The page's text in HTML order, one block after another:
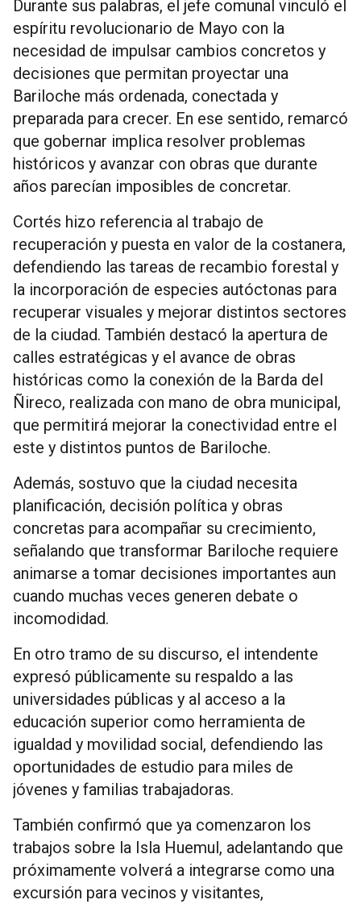
Durante sus palabras, el jefe comunal vinculó el
espíritu revolucionario de Mayo con la
necesidad de impulsar cambios concretos y
decisiones que permitan proyectar una
Bariloche más ordenada, conectada y
preparada para crecer. En ese sentido, remarcó
que gobernar implica resolver problemas
históricos y avanzar con obras que durante
años parecían imposibles de concretar.
Cortés hizo referencia al trabajo de
recuperación y puesta en valor de la costanera,
defendiendo las tareas de recambio forestal y
la incorporación de especies autóctonas para
recuperar visuales y mejorar distintos sectores
de la ciudad. También destacó la apertura de
calles estratégicas y el avance de obras
históricas como la conexión de la Barda del
Ñireco, realizada con mano de obra municipal,
que permitirá mejorar la conectividad entre el
este y distintos puntos de Bariloche.
Además, sostuvo que la ciudad necesita
planificación, decisión política y obras
concretas para acompañar su crecimiento,
señalando que transformar Bariloche requiere
animarse a tomar decisiones importantes aun
cuando muchas veces generen debate o
incomodidad.
En otro tramo de su discurso, el intendente
expresó públicamente su respaldo a las
universidades públicas y al acceso a la
educación superior como herramienta de
igualdad y movilidad social, defendiendo las
oportunidades de estudio para miles de
jóvenes y familias trabajadoras.
También confirmó que ya comenzaron los
trabajos sobre la Isla Huemul, adelantando que
próximamente volverá a integrarse como una
excursión para vecinos y visitantes,